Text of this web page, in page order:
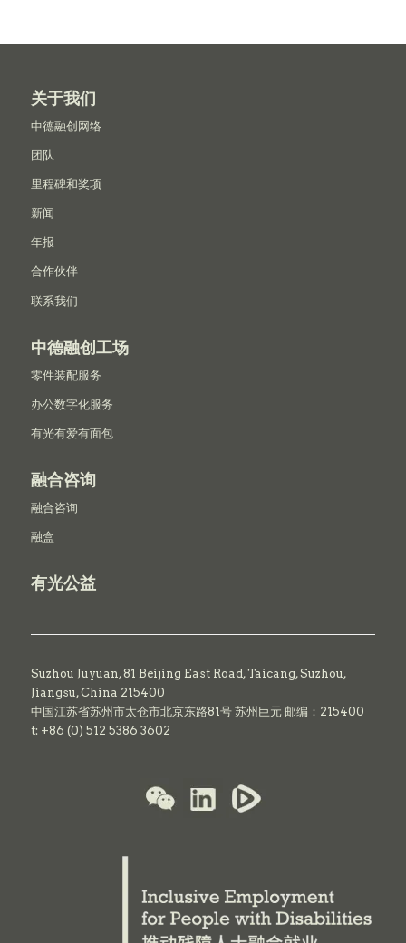
关于我们
中德融创网络
团队
里程碑和奖项
新闻
年报
合作伙伴
联系我们
中德融创工场
零件装配服务
办公数字化服务
有光有爱有面包
融合咨询
融合咨询
融盒
有光公益
Suzhou Juyuan, 81 Beijing East Road,Taicang,Suzhou,
Jiangsu, China 215400
中国江苏省苏州市太仓市北京东路81号 苏州巨元 邮编：215400
t: +86 (0) 512 5386 3602